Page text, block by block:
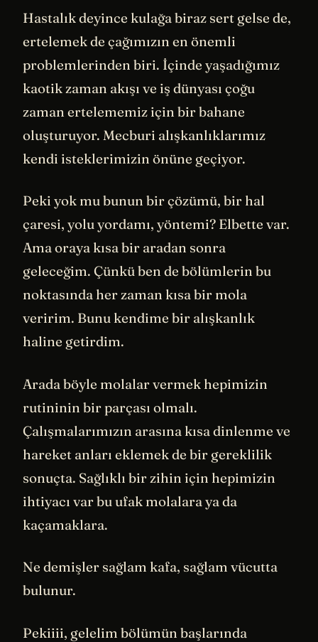
Hastalık deyince kulağa biraz sert gelse de,
ertelemek de çağımızın en önemli
problemlerinden biri. İçinde yaşadığımız
kaotik zaman akışı ve iş dünyası çoğu
zaman ertelememiz için bir bahane
oluşturuyor. Mecburi alışkanlıklarımız
kendi isteklerimizin önüne geçiyor.
Peki yok mu bunun bir çözümü, bir hal
çaresi, yolu yordamı, yöntemi? Elbette var.
Ama oraya kısa bir aradan sonra
geleceğim. Çünkü ben de bölümlerin bu
noktasında her zaman kısa bir mola
veririm. Bunu kendime bir alışkanlık
haline getirdim.
Arada böyle molalar vermek hepimizin
rutininin bir parçası olmalı.
Çalışmalarımızın arasına kısa dinlenme ve
hareket anları eklemek de bir gereklilik
sonuçta. Sağlıklı bir zihin için hepimizin
ihtiyacı var bu ufak molalara ya da
kaçamaklara.
Ne demişler sağlam kafa, sağlam vücutta
bulunur.
Pekiiii, gelelim bölümün başlarında